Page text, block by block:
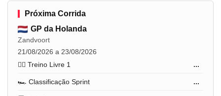
Próxima Corrida
GP da Holanda
Zandvoort
21/08/2026 a 23/08/2026
🏋️‍♂️ Treino Livre 1
...
🏎️ Classificação Sprint ...